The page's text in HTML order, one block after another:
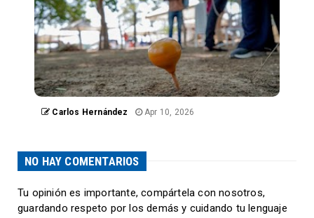
Carlos Hernández Apr 10, 2026
NO HAY COMENTARIOS
Tu opinión es importante, compártela con nosotros,
guardando respeto por los demás y cuidando tu lenguaje